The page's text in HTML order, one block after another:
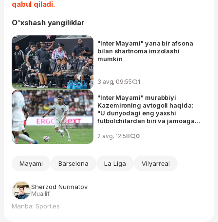
qabul qiladi.
O'xshash yangiliklar
"Inter Mayami" yana bir afsona
bilan shartnoma imzolashi
mumkin
3 avg, 09:55 1
"Inter Mayami" murabbiyi
Kazemironing avtogoli haqida:
"U dunyodagi eng yaxshi
futbolchilardan biri va jamoaga
mumkin"
2 avg, 12:58 0
Mayami Barselona La Liga Vilyarreal
Sherzod Nurmatov
Muallif
Manba: Sport.es